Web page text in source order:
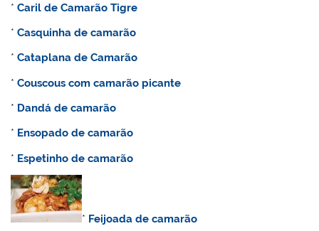
*Caril de Camarão Tigre
*Casquinha de camarão
*Cataplana de Camarão
*Couscous com camarão picante
* Dandá de camarão
* Ensopado de camarão
* Espetinho de camarão
* Feijoada de camarão